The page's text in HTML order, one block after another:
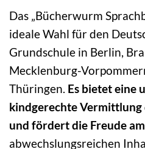
Das „Bücherwurm
ideale Wahl für den
Grundschule in Berlin,
Mecklenburg-
Thüringen. Es bietet eine
kindgerechte Vermittlung
und fördert die Freude
abwechslungsreichen